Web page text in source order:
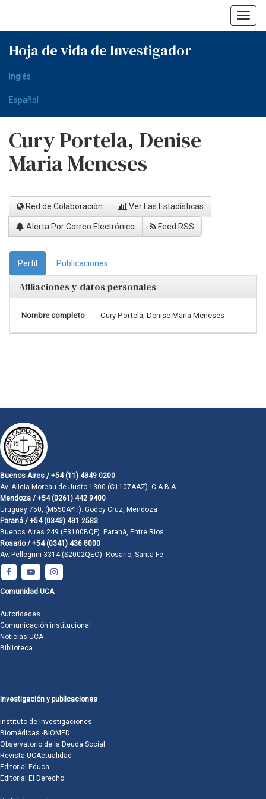
Hoja de vida de Investigador
Inglés
Español
Cury Portela, Denise
Maria Meneses
Red de Colaboración Ver Las Estadísticas
Alerta Por Correo Electrónico Feed RSS
Perfil Publicaciones
Afiliaciones y datos personales
Nombre completo Cury Portela, Denise Maria Meneses
Buenos Aires / +54 (11) 4349 0200
Av. Alicia Moreau de Justo 1300 (C1107AAZ). C.A.B.A.
Mendoza / +54 (0261) 442 9400
Uruguay 750, (M550AYH). Godoy Cruz, Mendoza
Paraná / +54 (0343) 431 2583
Buenos Aires 249 (E3100BQF). Paraná, Entre Ríos
Rosario / +54 (0341) 436 8000
Av. Pellegrini 3314 (S2002QEO). Rosario, Santa Fe
Comunidad UCA
Autoridades
Comunicación institucional
Noticias UCA
Biblioteca
Investigación y publicaciones
Instituto de Investigaciones
Biomédicas -BIOMED
Observatorio de la Deuda Social
Revista UCActualidad
Editorial Educa
Editorial El Derecho